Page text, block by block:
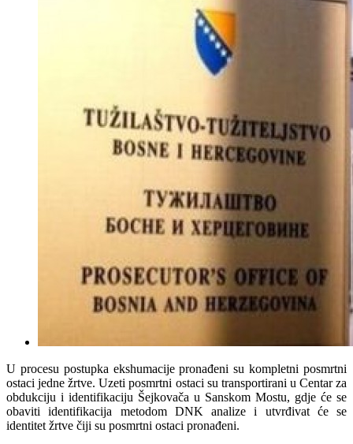
U procesu postupka ekshumacije pronađeni su kompletni posmrtni
ostaci jedne žrtve. Uzeti posmrtni ostaci su transportirani u Centar za
obdukciju i identifikaciju Šejkovača u Sanskom Mostu, gdje će se
obaviti identifikacija metodom DNK analize i utvrđivat će se
identitet žrtve čiji su posmrtni ostaci pronađeni.